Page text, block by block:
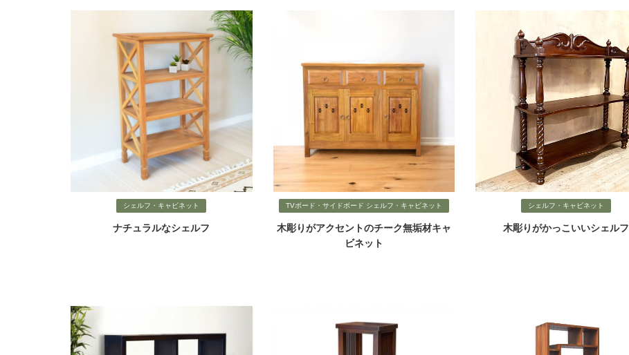
シェルフ・キャビネット
ナチュラルなシェルフ
TVボード・サイドボード シェルフ・キャビネット
木彫りがアクセントのチーク無垢材キャ
ビネット
シェルフ・キャビネット
木彫りがかっこいいシェルフ